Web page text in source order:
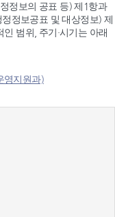
정보의 공표 등) 제1항과
정보공표 및 대상정보) 제
범위, 주기·시기는 아래
영지원과)